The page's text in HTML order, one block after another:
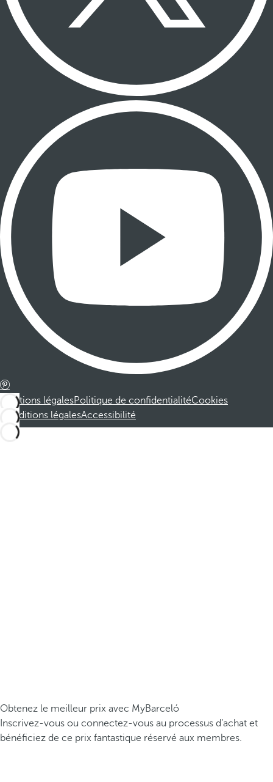
Mentions légalesPolitique de confidentialitéCookies
Conditions légalesAccessibilité
Obtenez le meilleur prix avec MyBarceló
Inscrivez-vous ou connectez-vous au processus d’achat et
bénéficiez de ce prix fantastique réservé aux membres.